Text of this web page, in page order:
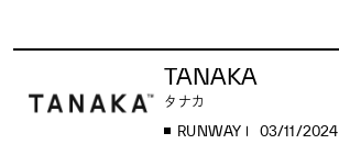
TANAKA
タナカ
RUNWAY 03/11/2024